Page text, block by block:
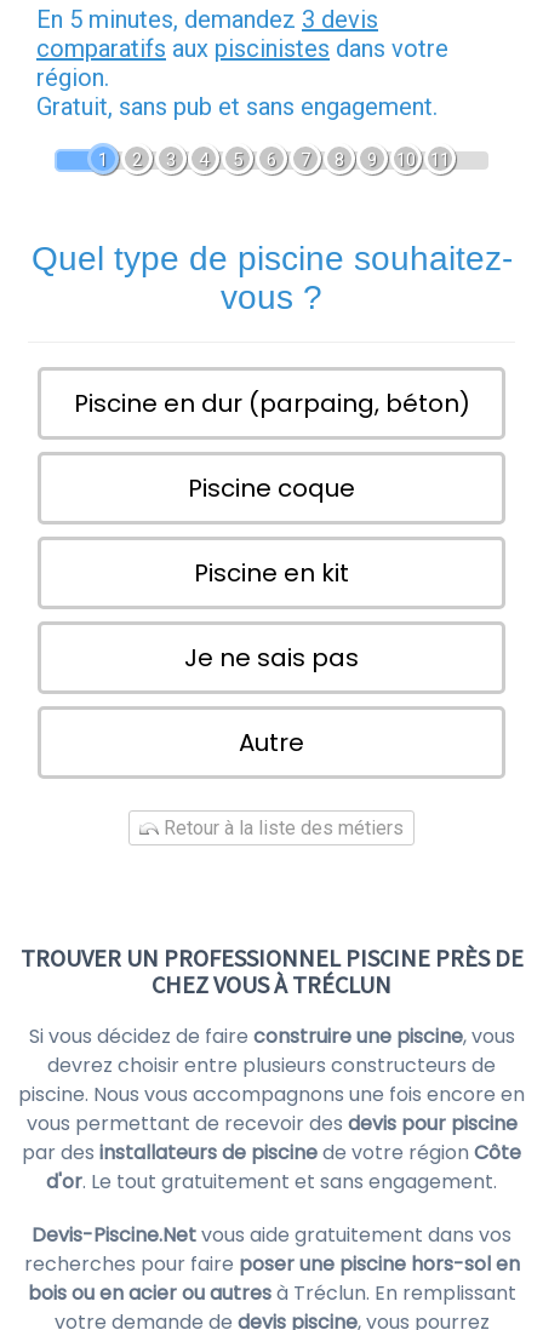
En 5 minutes, demandez 3 devis
comparatifs aux piscinistes dans votre
région.
Gratuit, sans pub et sans engagement.
1 2 3 4 5 6 7 8 9 10 11
Quel type de piscine souhaitez-
vous ?
Piscine en dur (parpaing, béton)
Piscine coque
Piscine en kit
Je ne sais pas
Autre
Retour à la liste des métiers
TROUVER UN PROFESSIONNEL PISCINE PRÈS DE
CHEZ VOUS À TRÉCLUN
Si vous décidez de faire construire une piscine, vous
devrez choisir entre plusieurs constructeurs de
piscine. Nous vous accompagnons une fois encore en
vous permettant de recevoir des devis pour piscine
par des installateurs de piscinede votre région Côte
d'or. Le tout gratuitement et sans engagement.
Devis-Piscine.Netvous aide gratuitement dans vos
recherches pour faire poser une piscine hors-sol en
bois ou en acier ou autresà Tréclun. En remplissant
votre demande de devis piscine, vous pourrez